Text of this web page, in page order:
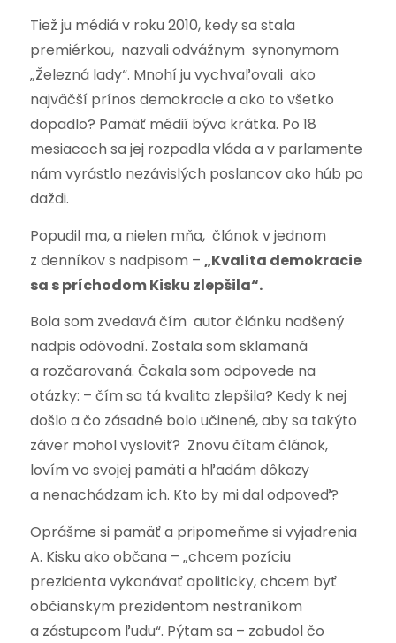
Tiež ju médiá v roku 2010, kedy sa stala
premiérkou, nazvali odvážnym synonymom
„Železná lady“. Mnohí ju vychvaľovali ako
najväčší prínos demokracie a ako to všetko
dopadlo? Pamäť médií býva krátka. Po 18
mesiacoch sa jej rozpadla vláda a v parlamente
nám vyrástlo nezávislých poslancov ako húb po
daždi.
Popudil ma, a nielen mňa, článok v jednom
z denníkov s nadpisom – „Kvalita demokracie
sa s príchodom Kisku zlepšila“.
Bola som zvedavá čím autor článku nadšený
nadpis odôvodní. Zostala som sklamaná
a rozčarovaná. Čakala som odpovede na
otázky: – čím sa tá kvalita zlepšila? Kedy k nej
došlo a čo zásadné bolo učinené, aby sa takýto
záver mohol vysloviť? Znovu čítam článok,
lovím vo svojej pamäti a hľadám dôkazy
a nenachádzam ich. Kto by mi dal odpoveď?
Oprášme si pamäť a pripomeňme si vyjadrenia
A. Kisku ako občana – „chcem pozíciu
prezidenta vykonávať apoliticky, chcem byť
občianskym prezidentom nestraníkom
a zástupcom ľudu“. Pýtam sa – zabudol čo